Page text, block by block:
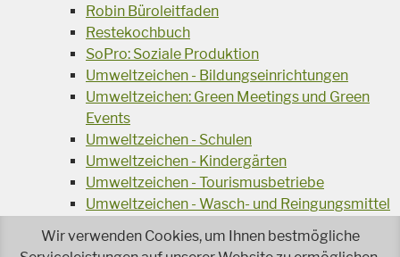
Robin Büroleitfaden
Restekochbuch
SoPro: Soziale Produktion
Umweltzeichen - Bildungseinrichtungen
Umweltzeichen: Green Meetings und Green
Events
Umweltzeichen - Schulen
Umweltzeichen - Kindergärten
Umweltzeichen - Tourismusbetriebe
Umweltzeichen - Wasch- und Reingungsmittel
Veranstaltungsreihe Ressourcen-Effizienz
Wiederverwendung von Elektroaltgeräten
Wir verwenden Cookies, um Ihnen bestmögliche